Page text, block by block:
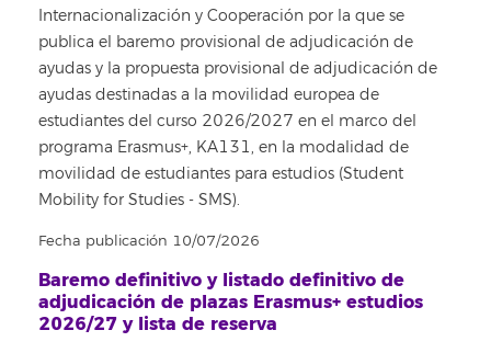
Internacionalización y Cooperación por la que se
publica el baremo provisional de adjudicación de
ayudas y la propuesta provisional de adjudicación de
ayudas destinadas a la movilidad europea de
estudiantes del curso 2026/2027 en el marco del
programa Erasmus+, KA131, en la modalidad de
movilidad de estudiantes para estudios (Student
Mobility for Studies - SMS).
Fecha publicación 10/07/2026
Baremo definitivo y listado definitivo de
adjudicación de plazas Erasmus+ estudios
2026/27 y lista de reserva